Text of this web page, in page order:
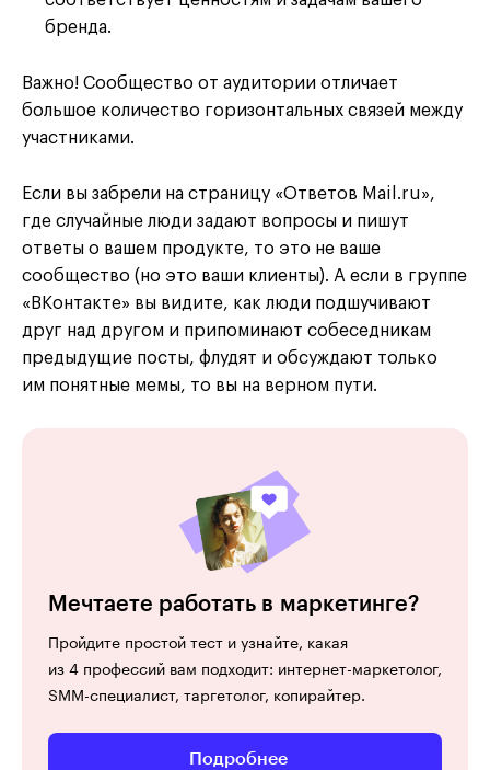
бренда.
Важно! Сообщество от аудитории отличает
большое количество горизонтальных связей между
участниками.
Если вы забрели на страницу «Ответов Mail.ru»,
где случайные люди задают вопросы и пишут
ответы о вашем продукте, то это не ваше
сообщество (но это ваши клиенты). А если в группе
«ВКонтакте» вы видите, как люди подшучивают
друг над другом и припоминают собеседникам
предыдущие посты, флудят и обсуждают только
им понятные мемы, то вы на верном пути.
Мечтаете работать в маркетинге?
Пройдите простой тест и узнайте, какая
из 4 профессий вам подходит: интернет-маркетолог,
SMM-специалист, таргетолог, копирайтер.
Подробнее